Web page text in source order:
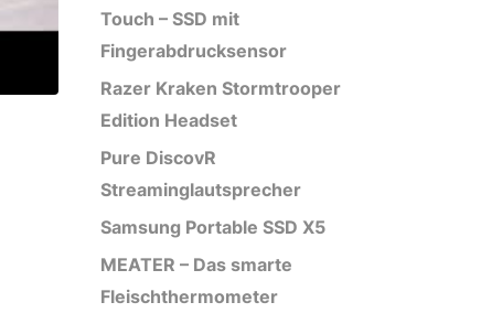
Touch – SSD mit
Fingerabdrucksensor
Razer Kraken Stormtrooper
Edition Headset
Pure DiscovR
Streaminglautsprecher
Samsung Portable SSD X5
MEATER – Das smarte
Fleischthermometer